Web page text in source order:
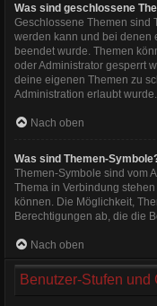
Was sind geschlossene
Geschlossene Themen sind
werden kann und bei denen
beendet wurde. Themen
oder Administrator gesperrt
deine eigenen Themen zu
Administration erlaubt wurde.
Nach oben
Was sind Themen-
Themen-Symbole sind vom
Thema in Verbindung
können. Die Möglichkeit,
Berechtigungen ab, die die
Nach oben
Benutzer-Stufen und